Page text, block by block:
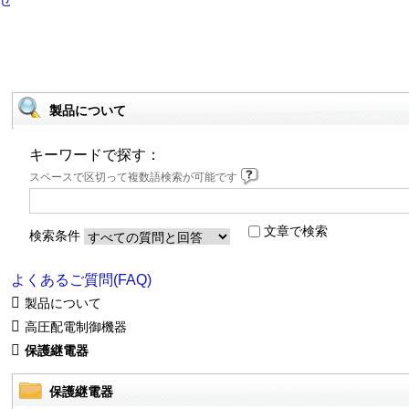
製品について
キーワードで探す：
スペースで区切って複数語検索が可能です
検索条件 文章で検索
よくあるご質問(FAQ)
製品について
高圧配電制御機器
保護継電器
保護継電器